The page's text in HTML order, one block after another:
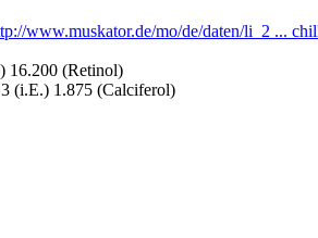
www.muskator.de/mo/de/daten/li_2 ...
16.200 (Retinol)
(i.E.) 1.875 (Calciferol)